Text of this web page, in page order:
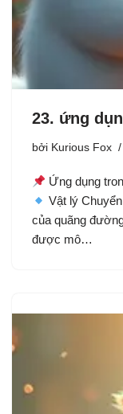
23. ứng
bởi Kurious Fox
Ứng dụng
Vật lý
của quãng
được mô…